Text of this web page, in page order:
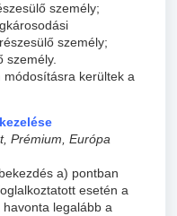
személy;
személy;
személy.
módosításra kerültek a
Prémium, Európa
a) pontban
esetén a
legalább a